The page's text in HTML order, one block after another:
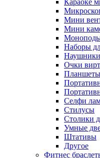
Караоке
Мини
Мини
Наборы
Наушники
Очки
Планшеты
Селфи
Стилусы
Столики
Умные
Штативы
Другое
Фитнес